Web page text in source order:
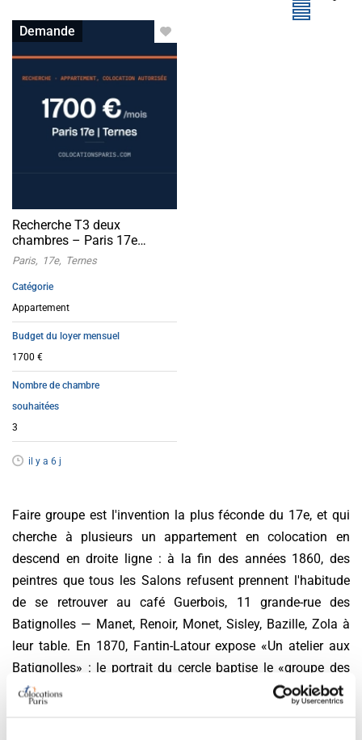
Demande
Appartement avec colocation
acceptée
Recherche T3 deux
chambres – Paris 17e
Ternes
Paris 17e Ternes
Catégorie
Appartement
Budget du loyer mensuel
1700 €
Nombre de chambre
souhaitées
3
il y a 6 j
Faire groupe est l'invention la plus féconde du 17e, et qui
cherche à plusieurs un appartement en colocation en
descend en droite ligne : à la fin des années 1860, des
peintres que tous les Salons refusent prennent l'habitude
de se retrouver au café Guerbois, 11 grande-rue des
Batignolles — Manet, Renoir, Monet, Sisley, Bazille, Zola à
leur table. En 1870, Fantin-Latour expose «Un atelier aux
Batignolles» : le portrait du cercle baptise le «groupe des
Batignolles», et ces refusés, battus un à un, finissent par